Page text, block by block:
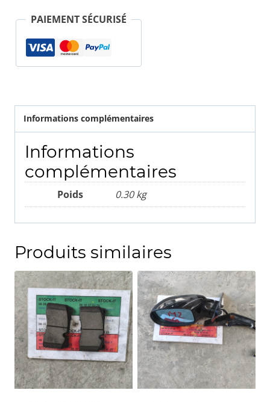
PAIEMENT SÉCURISÉ
Informations complémentaires
Informations
complémentaires
Poids 0.30 kg
Produits similaires